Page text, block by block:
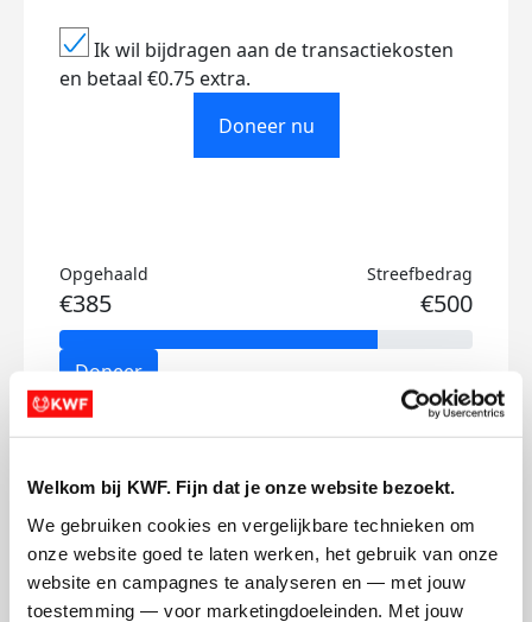
Welkom bij KWF. Fijn dat je onze website bezoekt.
We gebruiken cookies en vergelijkbare technieken om
onze website goed te laten werken, het gebruik van onze
website en campagnes te analyseren en — met jouw
toestemming — voor marketingdoeleinden. Met jouw
Ik wil bijdragen aan de transactiekosten
en betaal €0.75 extra.
Doneer nu
Opgehaald
€385
Streefbedrag
€500
Doneer
Anouk's badges